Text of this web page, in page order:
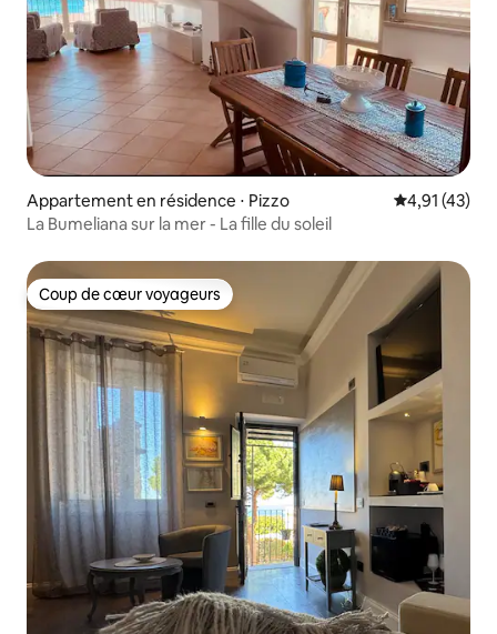
Appartement en résidence ⋅ Pizzo Évaluation
4,91 (43)
La Bumeliana sur la mer - La fille du soleil
Coup de cœur voyageurs
Coup de cœur voyageurs